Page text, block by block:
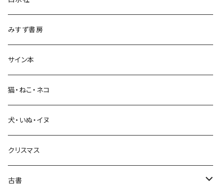
生活・暮らし
芸術・絵画・写真
絵本・児童書
みすず書房
サイン本
猫・ねこ・ネコ
犬・いぬ・イヌ
クリスマス
古書